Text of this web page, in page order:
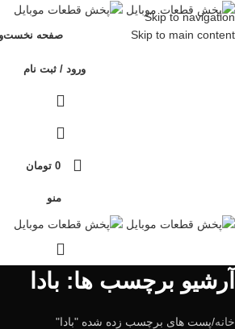
Skip to navigation
Skip to main content
صفحه نخست
ورود / ثبت نام
0 تومان
منو
آرشیو برچسب ها: بادا
خانه پست های برچسب زده شده "بادا"